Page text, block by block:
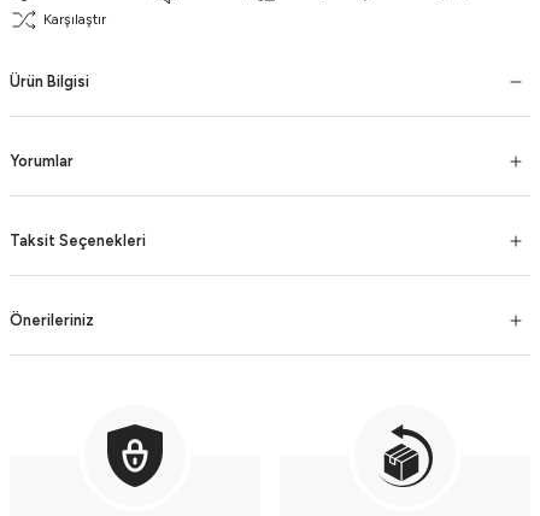
Karşılaştır
Ürün Bilgisi
Yorumlar
Taksit Seçenekleri
Önerileriniz